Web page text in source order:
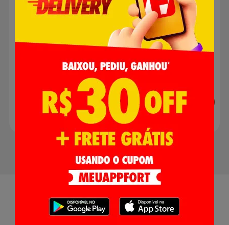
Ref:BVT400
Adicionar
R$ 8,08
Adicionar